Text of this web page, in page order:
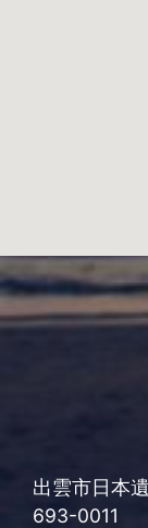
出雲市日本
693-0011